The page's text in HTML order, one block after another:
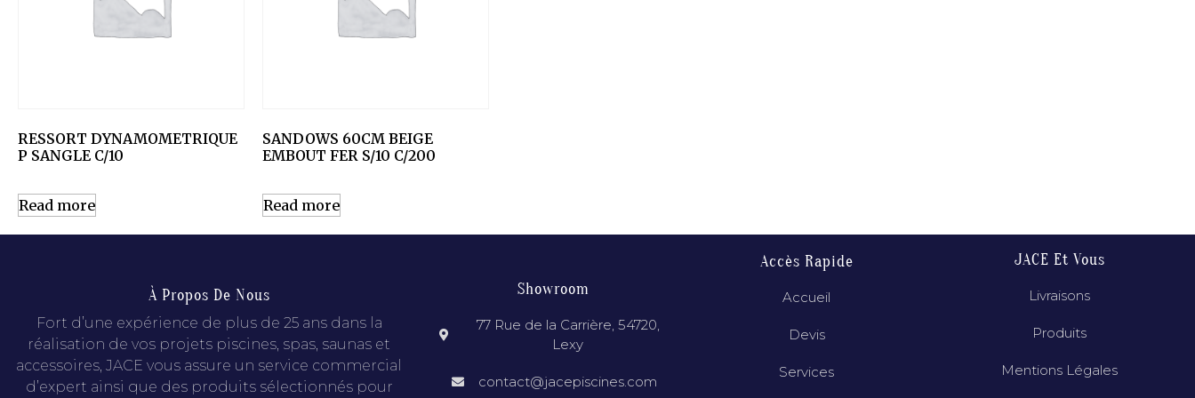
RESSORT DYNAMOMETRIQUE
P SANGLE C/10
Read more
SANDOWS 60CM BEIGE
EMBOUT FER S/10 C/200
Read more
À Propos De Nous
Fort d’une expérience de plus de 25 ans dans la
réalisation de vos projets piscines, spas, saunas et
accessoires, JACE vous assure un service commercial
d’expert ainsi que des produits sélectionnés pour
Showroom
77 Rue de la Carrière, 54720,
Lexy
contact@jacepiscines.com
Accès Rapide
Accueil
Devis
Services
JACE Et Vous
Livraisons
Produits
Mentions Légales